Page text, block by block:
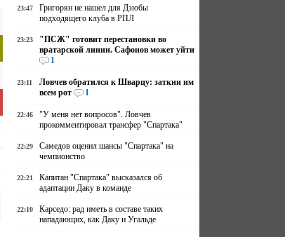
23:47
Григорян не нашел для Дзюбы
подходящего клуба в РПЛ
23:23
"ПСЖ" готовит перестановки во
вратарской линии. Сафонов может уйти
1
23:11
Ловчев обратился к Шварцу: заткни им
всем рот
1
22:46
"У меня нет вопросов". Ловчев
прокомментировал трансфер "Спартака"
22:29
Самедов оценил шансы "Спартака" на
чемпионство
22:21
Капитан "Спартака" высказался об
адаптации Даку в команде
22:10
Карседо: рад иметь в составе таких
нападающих, как Даку и Угальде